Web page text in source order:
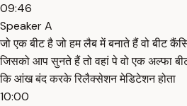
09:46
Speaker A
जो एक बीट है जो हम लैब में बनाते हैं वो बीट
जिसको आप सुनते हैं तो वहां पे वो एक अल्फा
कि आंख बंद करके रिलैक्सेशन मेडिटेशन होता
10:00